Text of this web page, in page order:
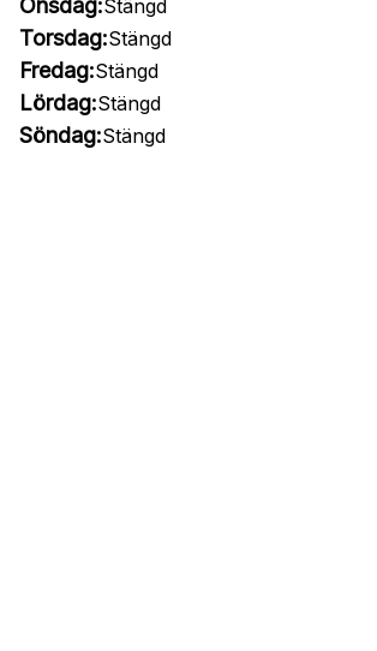
Onsdag:Stängd
Torsdag:Stängd
Fredag:Stängd
Lördag:Stängd
Söndag:Stängd